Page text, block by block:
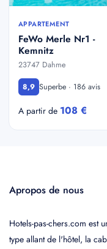
APPARTEMENT
FeWo Merle Nr1 -
Kemnitz
23747 Dahme
8,9 Superbe · 186 avis
A partir de 108 €
Apropos de nous
Hotels-pas-chers.com est
type allant de l'hôtel, la